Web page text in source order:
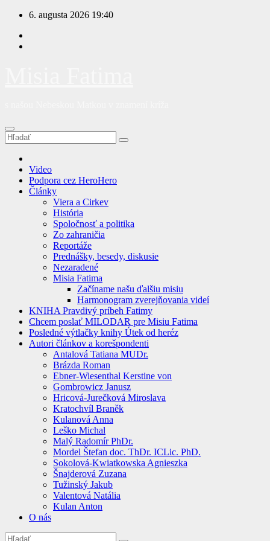
Prejsť
obsah
6. augusta 2026 19:40
Video
Podpora cez HeroHero
Články
Viera a Cirkev
História
Spoločnosť a politika
Zo zahraničia
Reportáže
Prednášky, besedy, diskusie
Nezaradené
Misia Fatima
Začíname našu ďalšiu misiu
Harmonogram zverejňovania videí
KNIHA Pravdivý príbeh Fatimy
Chcem poslať MILODAR pre Misiu Fatima
Posledné výtlačky knihy Útek od heréz
Autori článkov a korešpondenti
Antalová Tatiana MUDr.
Brázda Roman
Ebner-Wiesenthal Kerstine von
Gombrowicz Janusz
Hricová-Jurečková Miroslava
Kratochvíl Braněk
Kulanová Anna
Leško Michal
Malý Radomír PhDr.
Mordel Štefan doc. ThDr. ICLic. PhD.
Sokolová-Kwiatkowska Agnieszka
Šnajderová Zuzana
Tužinský Jakub
Valentová Natália
Kulan Anton
O nás